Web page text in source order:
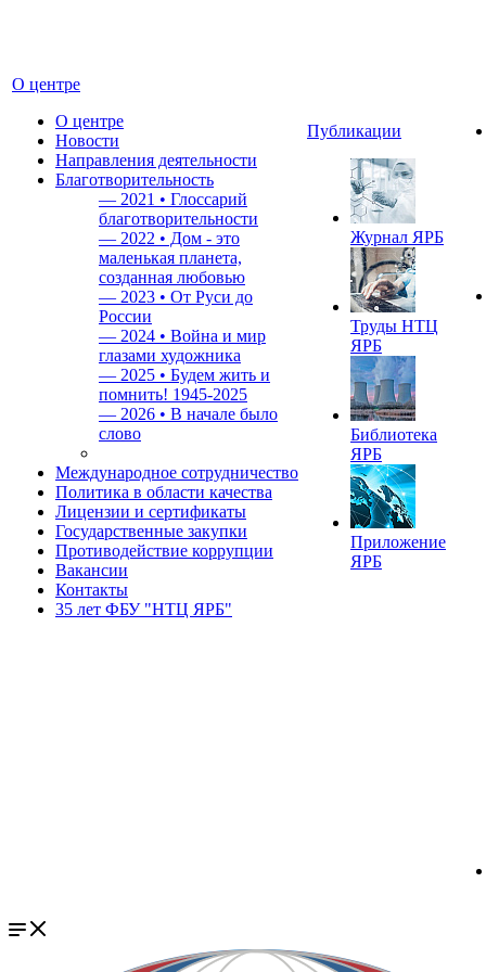
О центре
О центре
Новости
Направления деятельности
Благотворительность
— 2021 • Глоссарий
благотворительности
— 2022 • Дом - это
маленькая планета,
созданная любовью
— 2023 • От Руси до
России
— 2024 • Война и мир
глазами художника
— 2025 • Будем жить и
помнить! 1945-2025
— 2026 • В начале было
слово
Международное сотрудничество
Политика в области качества
Лицензии и сертификаты
Государственные закупки
Противодействие коррупции
Вакансии
Контакты
35 лет ФБУ "НТЦ ЯРБ"
Публикации
Журнал ЯРБ
Труды НТЦ
ЯРБ
Библиотека
ЯРБ
Приложение
ЯРБ